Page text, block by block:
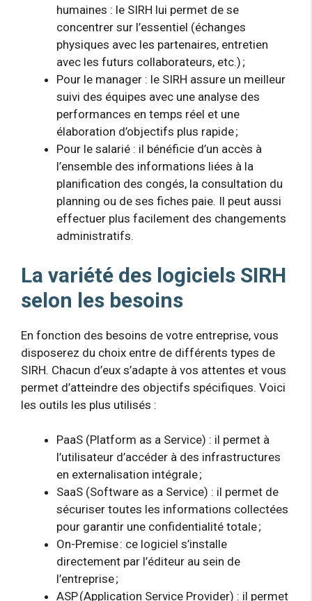
humaines : le SIRH lui permet de se
concentrer sur l’essentiel (échanges
physiques avec les partenaires, entretien
avec les futurs collaborateurs, etc.) ;
Pour le manager : le SIRH assure un meilleur
suivi des équipes avec une analyse des
performances en temps réel et une
élaboration d’objectifs plus rapide ;
Pour le salarié : il bénéficie d’un accès à
l’ensemble des informations liées à la
planification des congés, la consultation du
planning ou de ses fiches paie. Il peut aussi
effectuer plus facilement des changements
administratifs.
La variété des logiciels SIRH
selon les besoins
En fonction des besoins de votre entreprise, vous
disposerez du choix entre de différents types de
SIRH. Chacun d’eux s’adapte à vos attentes et vous
permet d’atteindre des objectifs spécifiques. Voici
les outils les plus utilisés :
PaaS (Platform as a Service) : il permet à
l’utilisateur d’accéder à des infrastructures
en externalisation intégrale ;
SaaS (Software as a Service) : il permet de
sécuriser toutes les informations collectées
pour garantir une confidentialité totale ;
On-Premise : ce logiciel s’installe
directement par l’éditeur au sein de
l’entreprise ;
ASP (Application Service Provider) : il permet